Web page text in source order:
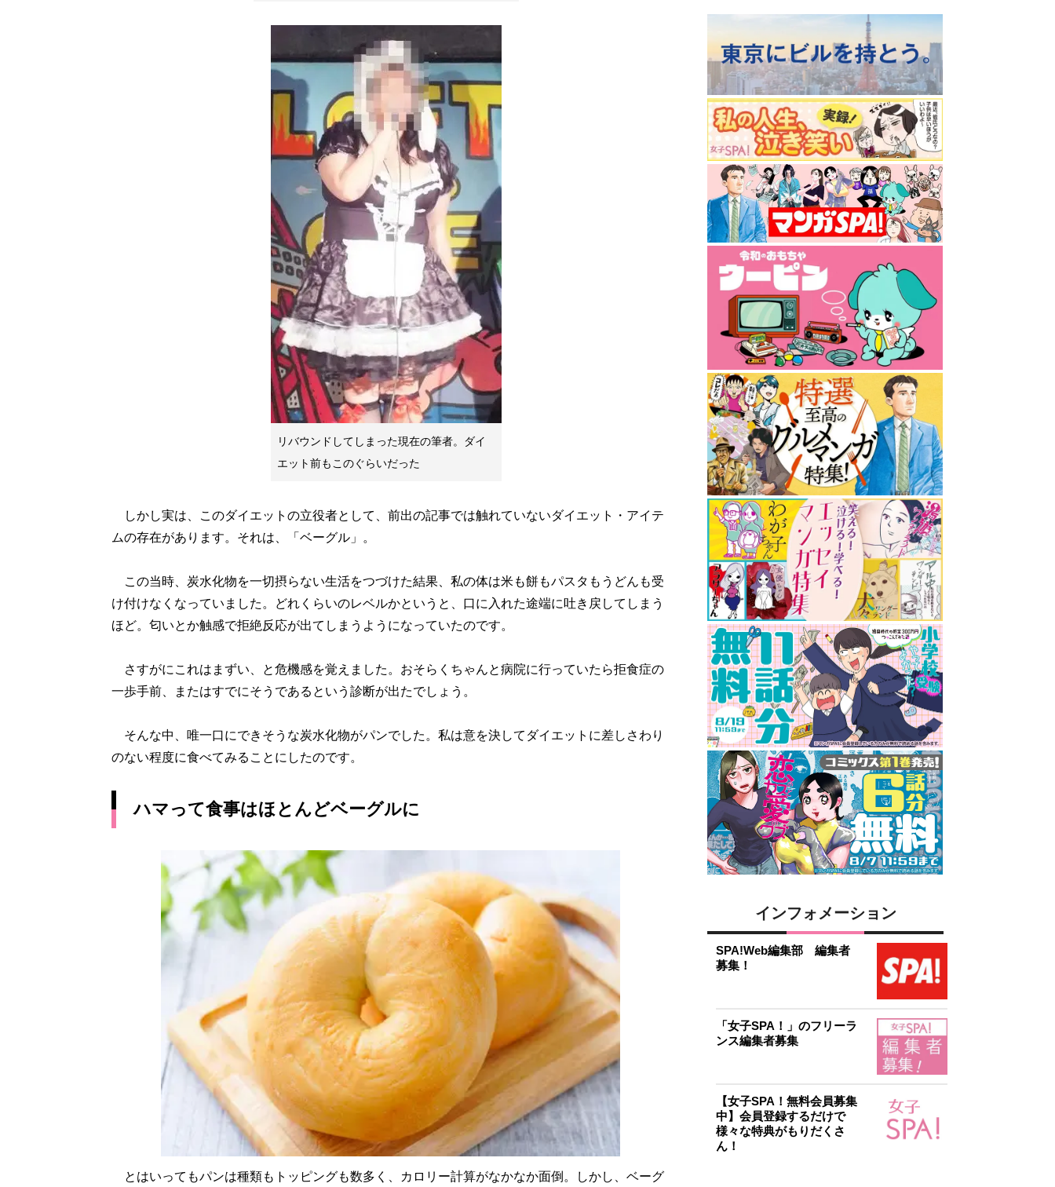
リバウンドしてしまった現在の筆者。ダイ
エット前もこのぐらいだった
しかし実は、このダイエットの立役者として、前出の記事では触れていないダイエット・アイテ
ムの存在があります。それは、「ベーグル」。
この当時、炭水化物を一切摂らない生活をつづけた結果、私の体は米も餅もパスタもうどんも受
け付けなくなっていました。どれくらいのレベルかというと、口に入れた途端に吐き戻してしまう
ほど。匂いとか触感で拒絶反応が出てしまうようになっていたのです。
さすがにこれはまずい、と危機感を覚えました。おそらくちゃんと病院に行っていたら拒食症の
一歩手前、またはすでにそうであるという診断が出たでしょう。
そんな中、唯一口にできそうな炭水化物がパンでした。私は意を決してダイエットに差しさわり
のない程度に食べてみることにしたのです。
ハマって食事はほとんどベーグルに
とはいってもパンは種類もトッピングも数多く、カロリー計算がなかなか面倒。しかし、ベーグ
インフォメーション
SPA!Web編集部 編集者
募集！
「女子SPA！」のフリーラ
ンス編集者募集
【女子SPA！無料会員募集
中】会員登録するだけで
様々な特典がもりだくさ
ん！